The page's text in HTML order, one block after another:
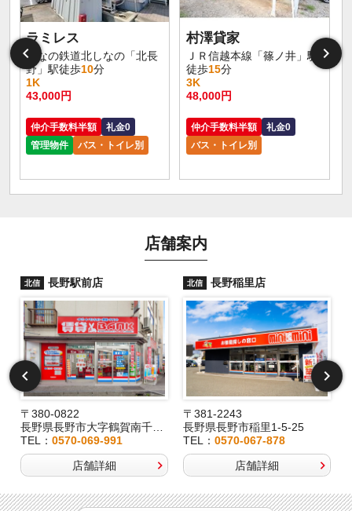
ラミレス
しなの鉄道北しなの「北長
野」駅徒歩10分
1K
43,000円
仲介手数料半額
礼金0
管理物件
バス・トイレ別
村澤貸家
ＪＲ信越本線「篠ノ井」駅
徒歩15分
3K
48,000円
仲介手数料半額
礼金0
バス・トイレ別
店舗案内
北信 長野駅前店
〒380-0822
長野県長野市大字鶴賀南千歳町826
TEL： 0570-069-991
店舗詳細
北信 長野稲里店
〒381-2243
長野県長野市稲里1-5-25
TEL：0570-067-878
店舗詳細